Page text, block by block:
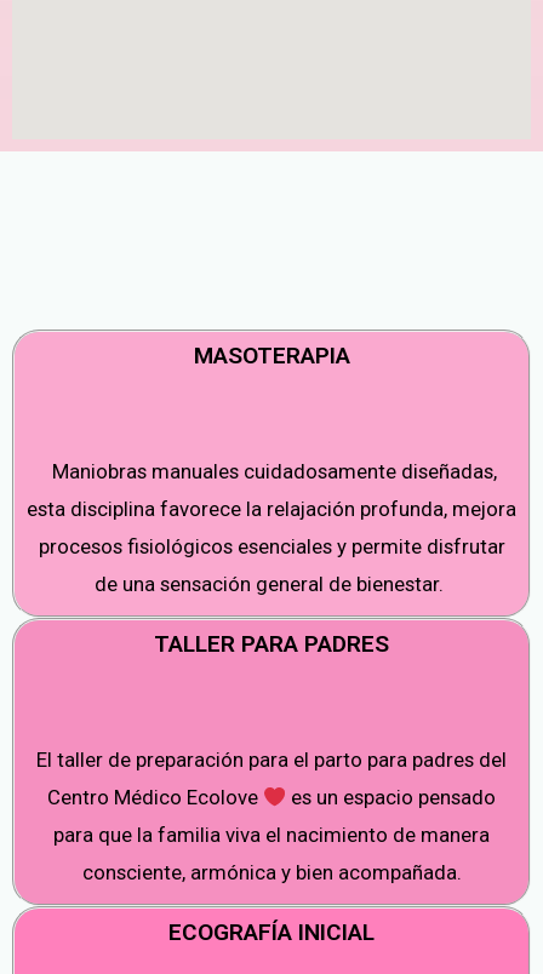
MASOTERAPIA
Maniobras manuales cuidadosamente diseñadas,
esta disciplina favorece la relajación profunda, mejora
procesos fisiológicos esenciales y permite disfrutar
de una sensación general de bienestar.
TALLER PARA PADRES
El taller de preparación para el parto para padres del
Centro Médico Ecolove
es un espacio pensado
para que la familia viva el nacimiento de manera
consciente, armónica y bien acompañada.
ECOGRAFÍA INICIAL